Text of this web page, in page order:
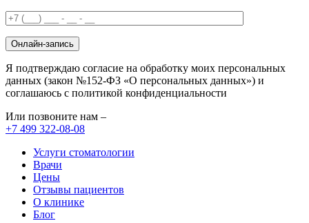
Онлайн-запись
Я подтверждаю согласие на обработку моих персональных
данных (закон №152-ФЗ «О персональных данных») и
соглашаюсь с политикой конфиденциальности
Или позвоните нам –
+7 499 322-08-08
Услуги стоматологии
Врачи
Цены
Отзывы пациентов
О клинике
Блог